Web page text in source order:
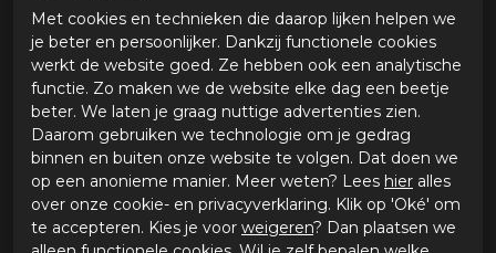
Met cookies en technieken die daarop lijken helpen we
je beter en persoonlijker. Dankzij functionele cookies
werkt de website goed. Ze hebben ook een analytische
functie. Zo maken we de website elke dag een beetje
beter. We laten je graag nuttige advertenties zien.
Daarom gebruiken we technologie om je gedrag
binnen en buiten onze website te volgen. Dat doen we
op een anonieme manier. Meer weten? Lees hier alles
over onze cookie- en privacyverklaring. Klik op 'Oké' om
te accepteren. Kies je voor weigeren? Dan plaatsen we